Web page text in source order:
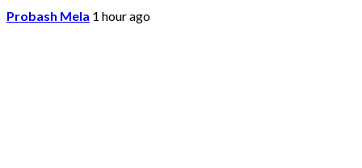
Probash Mela 1 hour ago